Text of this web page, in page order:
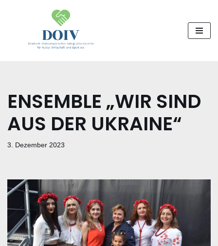
ENSEMBLE „WIR SIND
AUS DER UKRAINE“
3. Dezember 2023